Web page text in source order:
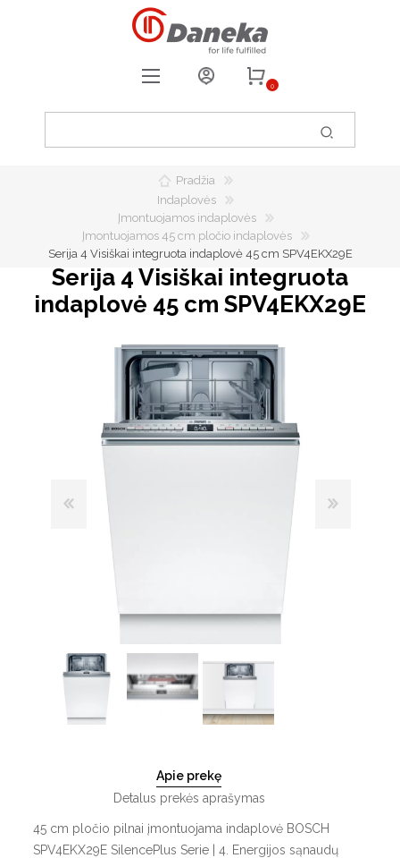
0
0
Pradžia
Indaplovės
Įmontuojamos indaplovės
Įmontuojamos 45 cm pločio indaplovės
Serija 4 Visiškai integruota indaplovė 45 cm SPV4EKX29E
Serija 4 Visiškai integruota
indaplovė 45 cm SPV4EKX29E
Apie prekę
Detalus prekės aprašymas
45 cm pločio pilnai įmontuojama indaplovė BOSCH
SPV4EKX29E SilencePlus Serie | 4. Energijos sąnaudų